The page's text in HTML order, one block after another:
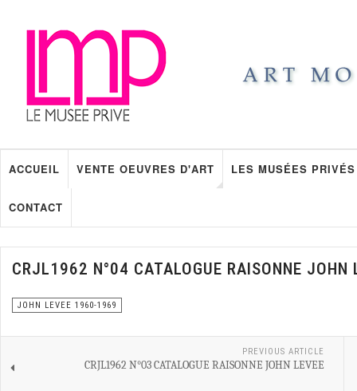
ACCUEIL VENTE OEUVRES D'ART LES MUSÉES PRIVÉS
CONTACT
CRJL1962 N°04 CATALOGUE RAISONNE JOHN
JOHN LEVEE 1960-1969
PREVIOUS ARTICLE
CRJL1962 N°03 CATALOGUE RAISONNE JOHN LEVEE